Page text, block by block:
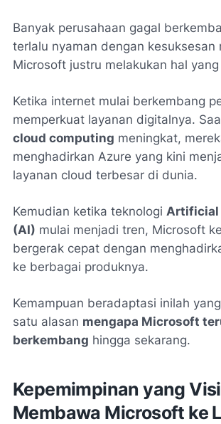
Banyak perusahaan gagal
terlalu nyaman dengan kesuksesan
Microsoft justru melakukan hal
Ketika internet mulai berkembang
memperkuat layanan digitalnya.
cloud computing meningkat,
menghadirkan Azure yang kini
layanan cloud terbesar di dunia.
Kemudian ketika teknologi Artificial
(AI) mulai menjadi tren, Microsoft
bergerak cepat dengan
ke berbagai produknya.
Kemampuan beradaptasi inilah
satu alasan mengapa Microsoft
berkembang hingga sekarang.
Kepemimpinan yang
Membawa Microsoft ke